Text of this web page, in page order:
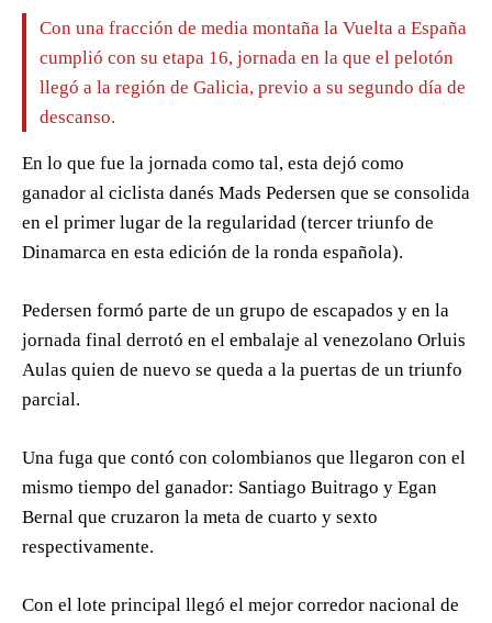
Con una fracción de media montaña la Vuelta a España
cumplió con su etapa 16, jornada en la que el pelotón
llegó a la región de Galicia, previo a su segundo día de
descanso.
En lo que fue la jornada como tal, esta dejó como
ganador al ciclista danés Mads Pedersen que se consolida
en el primer lugar de la regularidad (tercer triunfo de
Dinamarca en esta edición de la ronda española).
Pedersen formó parte de un grupo de escapados y en la
jornada final derrotó en el embalaje al venezolano Orluis
Aulas quien de nuevo se queda a la puertas de un triunfo
parcial.
Una fuga que contó con colombianos que llegaron con el
mismo tiempo del ganador: Santiago Buitrago y Egan
Bernal que cruzaron la meta de cuarto y sexto
respectivamente.
Con el lote principal llegó el mejor corredor nacional de